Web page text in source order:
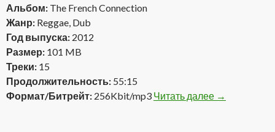
Альбом: The French Connection
Жанр: Reggae, Dub
Год выпуска: 2012
Размер: 101 MB
Треки: 15
Продолжительность: 55:15
Формат/Битрейт: 256Kbit/mp3 Читать далее Vibronics —
→